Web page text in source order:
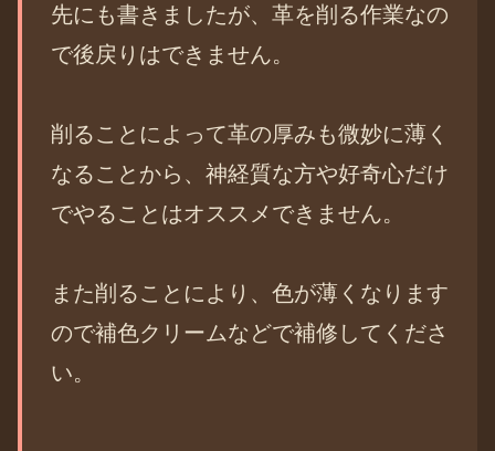
先にも書きましたが、革を削る作業なの
で後戻りはできません。
削ることによって革の厚みも微妙に薄く
なることから、神経質な方や好奇心だけ
でやることはオススメできません。
また削ることにより、色が薄くなります
ので補色クリームなどで補修してくださ
い。